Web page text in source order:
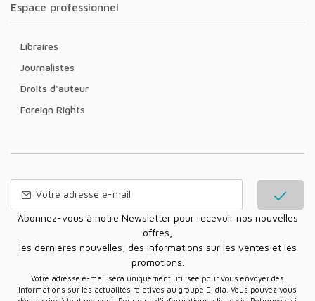
Espace professionnel
Libraires
Journalistes
Droits d'auteur
Foreign Rights
Abonnez-vous à notre Newsletter pour recevoir nos nouvelles
offres,
les dernières nouvelles, des informations sur les ventes et les
promotions.
Votre adresse e-mail sera uniquement utilisée pour vous envoyer des
informations sur les actualités relatives au groupe Elidia. Vous pouvez vous